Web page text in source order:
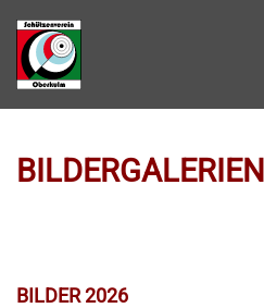
Zum Hauptinhalt springen
BILDERGALERIEN
BILDER 2026